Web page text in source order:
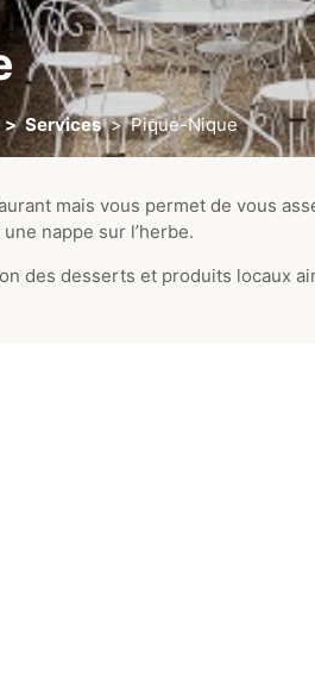
Services Pique-Nique
mais vous permet de vous
nappe sur l’herbe.
des desserts et produits locaux